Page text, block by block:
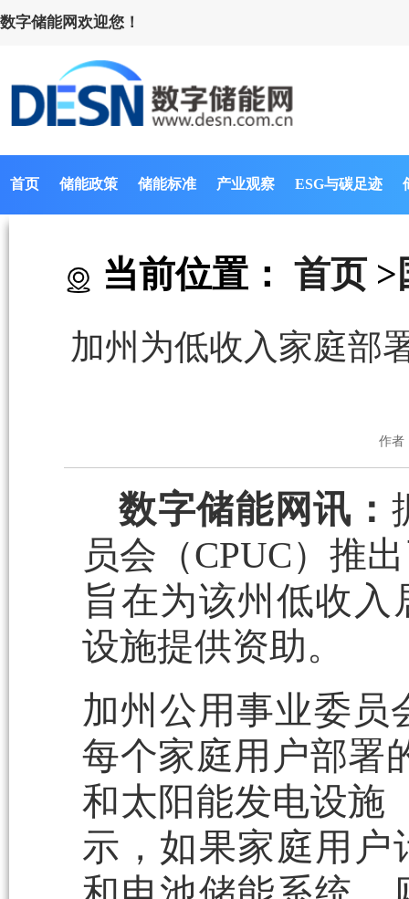
数字储能网欢迎您！
首页 储能政策 储能标准 产业观察 ESG与碳足迹
当前位置： 首页 >
加州为低收入家庭部
作者
数字储能网讯：
员会（CPUC）推
旨在为该州低收
设施提供资助。
加州公用事业委员
每个家庭用户部署
和太阳能发电设施
示，如果家庭用户